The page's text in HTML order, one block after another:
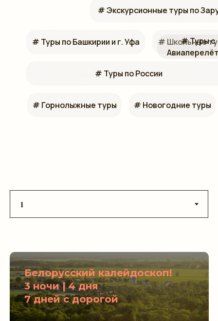
# Туры по Башкирии и г. Уфа
# Новогодние туры
# Горнолыжные туры
# Школьные
# Туры с
# Экскурсионные туры по
# Туры по России
Белорусский калейдоскоп!
3 ночи | 4 дня
7 дней с дорогой